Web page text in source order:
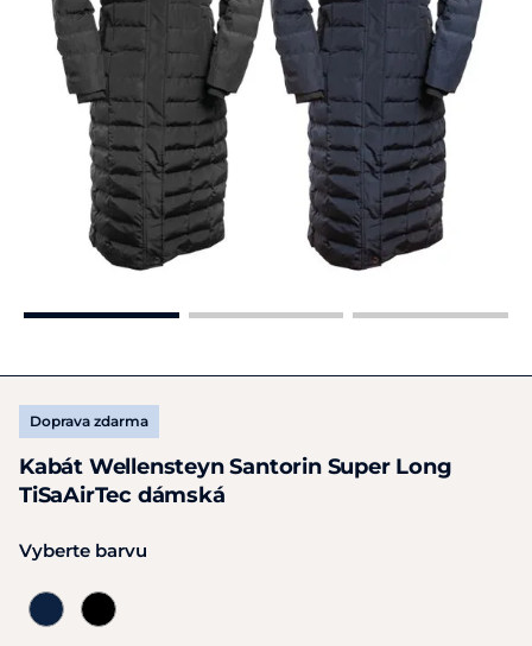
Doprava zdarma
Kabát Wellensteyn Santorin Super Long
TiSaAirTec dámská
Vyberte barvu